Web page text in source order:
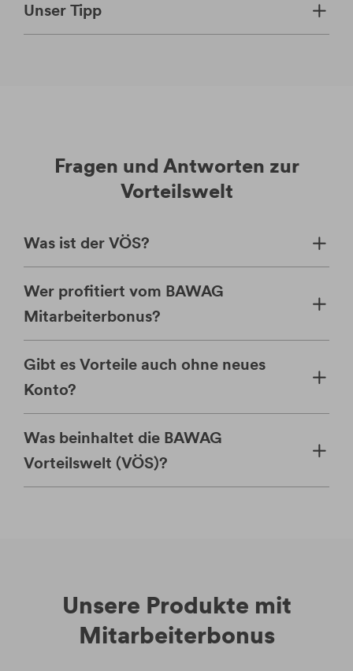
Unser Tipp
Fragen und Antworten zur
Vorteilswelt
Was ist der VÖS?
Wer profitiert vom BAWAG
Mitarbeiterbonus?
Gibt es Vorteile auch ohne neues
Konto?
Was beinhaltet die BAWAG
Vorteilswelt (VÖS)?
Unsere Produkte mit
Mitarbeiterbonus